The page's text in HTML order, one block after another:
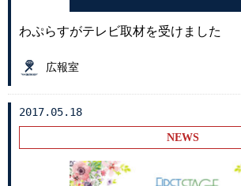
わぷらすがテレビ取材を受けました
広報室
2017.05.18
NEWS